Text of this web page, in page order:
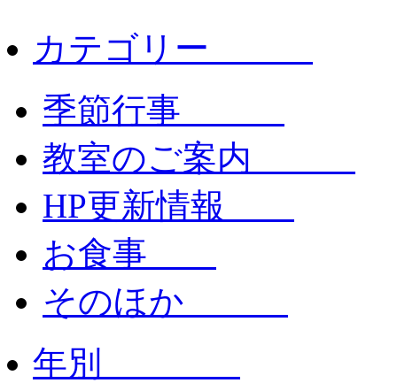
カテゴリー
季節行事
教室のご案内
HP更新情報
お食事
そのほか
年別